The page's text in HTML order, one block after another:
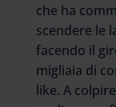
che ha
scendere le
facendo il
migliaia di
like. A